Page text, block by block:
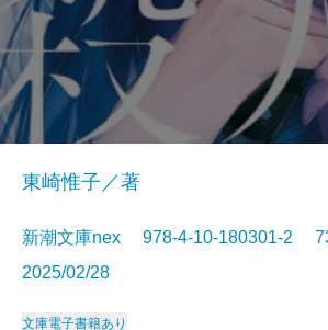
東崎惟子／著
新潮文庫nex 978-4-10-180301-2
2025/02/28
文庫電子書籍あり